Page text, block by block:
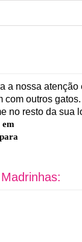
a nossa atenção
com outros gatos.
no resto da sua